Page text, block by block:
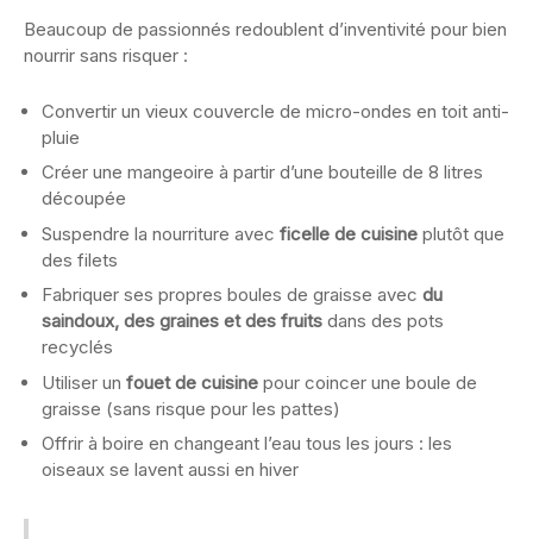
Beaucoup de passionnés redoublent d’inventivité pour bien
nourrir sans risquer :
Convertir un vieux couvercle de micro-ondes en toit anti-
pluie
Créer une mangeoire à partir d’une bouteille de 8 litres
découpée
Suspendre la nourriture avec ficelle de cuisine plutôt que
des filets
Fabriquer ses propres boules de graisse avec du
saindoux, des graines et des fruits dans des pots
recyclés
Utiliser un fouet de cuisine pour coincer une boule de
graisse (sans risque pour les pattes)
Offrir à boire en changeant l’eau tous les jours : les
oiseaux se lavent aussi en hiver